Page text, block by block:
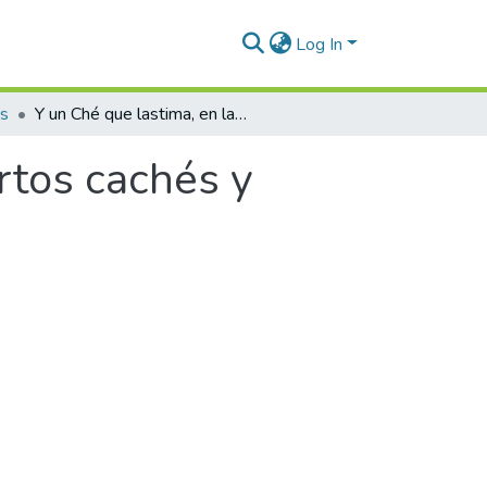
Log In
Y un Ché que lastima, en las esquinas, muertos cachés y coches para angelitos : mirando al Sur 4
cachés y